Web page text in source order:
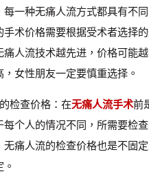
一种无痛人流方式都具有不同
手术价格需要根据受术者选择
痛人流技术越先进，价格可能
女性朋友一定要慎重选择。
查价格：在无痛人流手术前
每个人的情况不同，所需要检
无痛人流的检查价格也是不固